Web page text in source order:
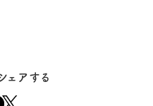
ェアする